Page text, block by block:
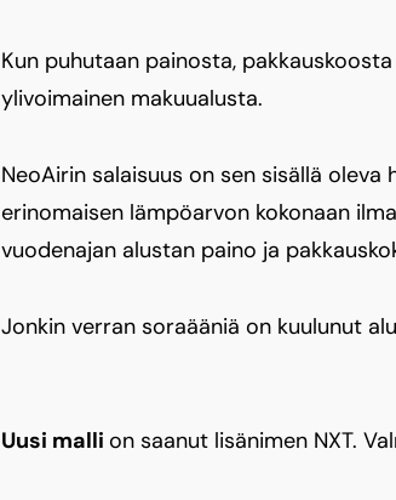
Kun puhutaan painosta,
ylivoimainen makuualusta.
NeoAirin salaisuus on sen sisällä
erinomaisen lämpöarvon kokonaan
vuodenajan alustan paino ja
Jonkin verran soraääniä on kuulunut
Uusi malli on saanut lisänimen NXT.